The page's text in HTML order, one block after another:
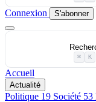
Connexion S'abonner
⌘ K
Accueil
Actualité
Politique 19 Société 53